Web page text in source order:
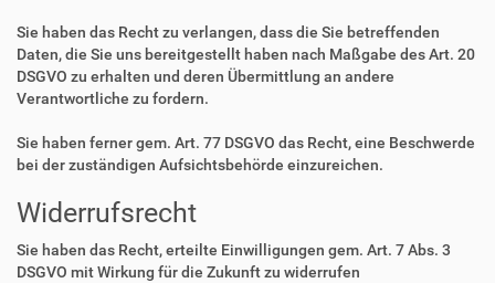
Sie haben das Recht zu verlangen, dass die Sie betreffenden
Daten, die Sie uns bereitgestellt haben nach Maßgabe des Art. 20
DSGVO zu erhalten und deren Übermittlung an andere
Verantwortliche zu fordern.
Sie haben ferner gem. Art. 77 DSGVO das Recht, eine Beschwerde
bei der zuständigen Aufsichtsbehörde einzureichen.
Widerrufsrecht
Sie haben das Recht, erteilte Einwilligungen gem. Art. 7 Abs. 3
DSGVO mit Wirkung für die Zukunft zu widerrufen